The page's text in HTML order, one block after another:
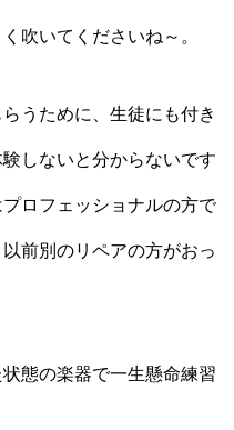
吹いてくださいね～。
うために、生徒にも付き
しないと分からないです
ロフェッショナルの方で
前別のリペアの方がおっ
態の楽器で一生懸命練習